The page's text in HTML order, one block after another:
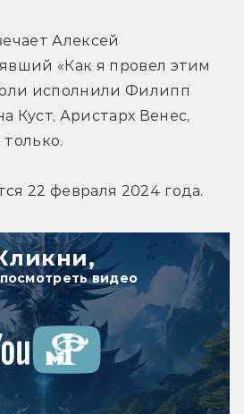
Алексей
«Как я провел этим
исполнили Филипп
Куст, Аристарх Венес,
22 февраля 2024 года.
видео